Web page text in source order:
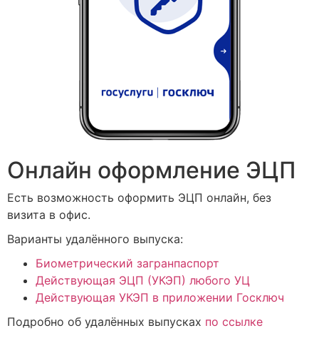
Онлайн оформление ЭЦП
Есть возможность оформить ЭЦП онлайн, без
визита в офис.
Варианты удалённого выпуска:
Биометрический загранпаспорт
Действующая ЭЦП (УКЭП) любого УЦ
Действующая УКЭП в приложении Госключ
Подробно об удалённых выпусках по ссылке